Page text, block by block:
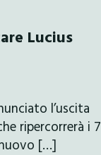
Lucius
l’uscita
ripercorrerà i 7
[…]